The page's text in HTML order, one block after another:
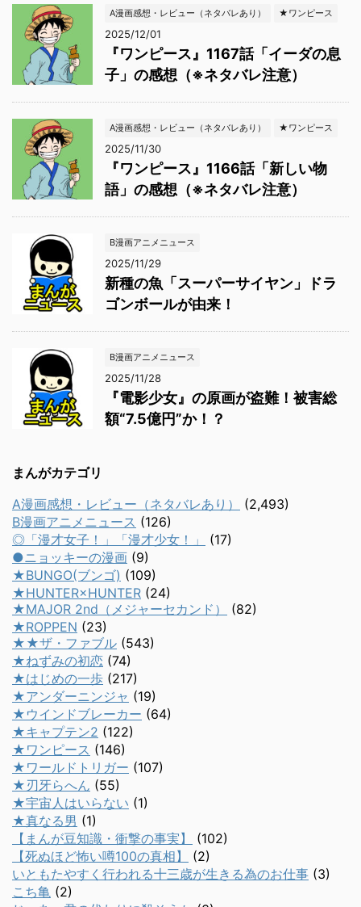
A漫画感想・レビュー（ネタバレあり） ★ワンピース
2025/12/01
『ワンピース』1167話「イーダの息
子」の感想（※ネタバレ注意）
A漫画感想・レビュー（ネタバレあり） ★ワンピース
2025/11/30
『ワンピース』1166話「新しい物
語」の感想（※ネタバレ注意）
B漫画アニメニュース
2025/11/29
新種の魚「スーパーサイヤン」ドラ
ゴンボールが由来！
B漫画アニメニュース
2025/11/28
『電影少女』の原画が盗難！被害総
額“7.5億円”か！？
まんがカテゴリ
A漫画感想・レビュー（ネタバレあり）
(2,493)
B漫画アニメニュース (126)
◎「漫才女子！」「漫才少女！」
(17)
●ニョッキーの漫画 (9)
★BUNGO(ブンゴ) (109)
★HUNTER×HUNTER (24)
★MAJOR 2nd（メジャーセカンド）
(82)
★ROPPEN (23)
★★ザ・ファブル (543)
★ねずみの初恋 (74)
★はじめの一歩 (217)
★アンダーニンジャ (19)
★ウインドブレーカー (64)
★キャプテン2 (122)
★ワンピース (146)
★ワールドトリガー (107)
★刃牙らへん (55)
★宇宙人はいらない (1)
★真なる男 (1)
【まんが豆知識・衝撃の事実】
(102)
【死ぬほど怖い噂100の真相】
(2)
いともたやすく行われる十三歳が生きる為のお仕事 (3)
こち亀 (2)